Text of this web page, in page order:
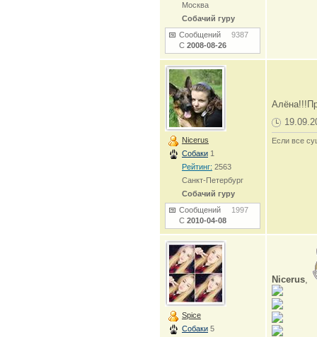
Москва
Собачий гуру
Сообщений 9387
С 2008-08-26
Nicerus
Собаки 1
Рейтинг: 2563
Санкт-Петербург
Собачий гуру
Сообщений 1997
С 2010-04-08
Если все
Spice
Собаки 5
Nicerus,